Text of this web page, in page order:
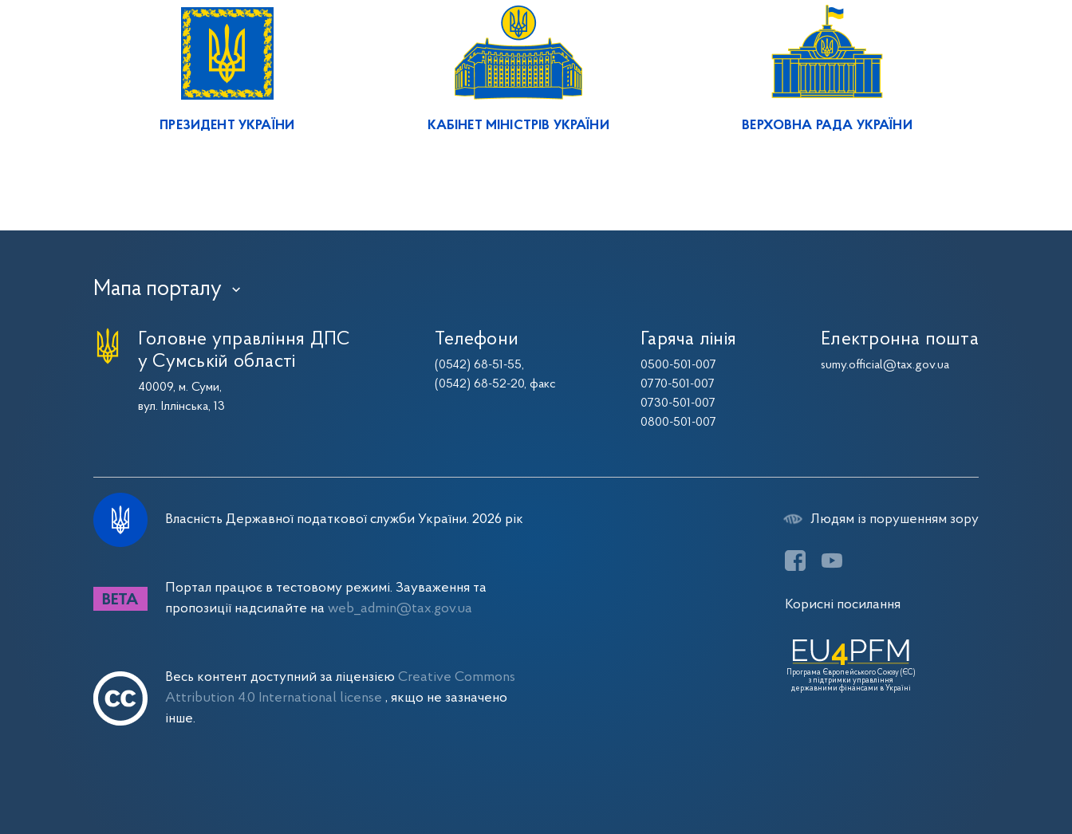
ПРЕЗИДЕНТ УКРАЇНИ КАБІНЕТ МІНІСТРІВ УКРАЇНИ ВЕРХОВНА РАДА УКРАЇНИ
Мапа порталу ›
Головне управління ДПС
у Сумській області
40009, м. Суми,
вул. Іллінська, 13
Телефони
(0542) 68-51-55,
(0542) 68-52-20, факс
Гаряча лінія
0500-501-007
0770-501-007
0730-501-007
0800-501-007
Електронна пошта
sumy.official@tax.gov.ua
Власність Державної податкової служби України. 2026 рік
Портал працює в тестовому режимі. Зауваження та
пропозиції надсилайте на web_admin@tax.gov.ua
Весь контент доступний за ліцензією Creative Commons
Attribution 4.0 International license , якщо не зазначено
інше.
Людям із порушенням зору
Корисні посилання
Програма Європейського Союзу (ЄС)
з підтримки управління
державними фінансами в Україні